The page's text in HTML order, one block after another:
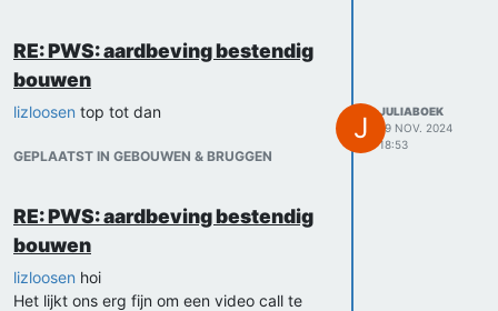
RE: PWS: aardbeving bestendig
bouwen
lizloosen top tot dan
GEPLAATST IN GEBOUWEN & BRUGGEN
J
JULIABOEK
19 NOV. 2024
18:53
RE: PWS: aardbeving bestendig
bouwen
lizloosen hoi
Het lijkt ons erg fijn om een video call te